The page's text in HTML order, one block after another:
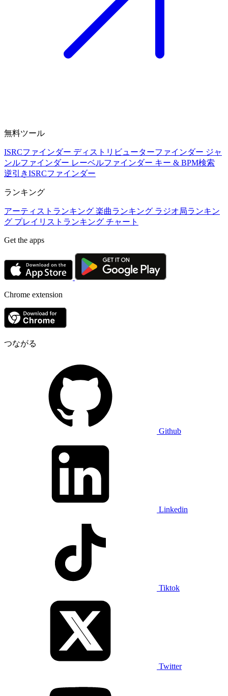
無料ツール
ISRCファインダー ディストリビューターファインダー ジャ
ンルファインダー レーベルファインダー キー & BPM検索
逆引きISRCファインダー
ランキング
アーティストランキング 楽曲ランキング ラジオ局ランキン
グ プレイリストランキング チャート
Get the apps
Chrome extension
つながる
Github
Linkedin
Tiktok
Twitter